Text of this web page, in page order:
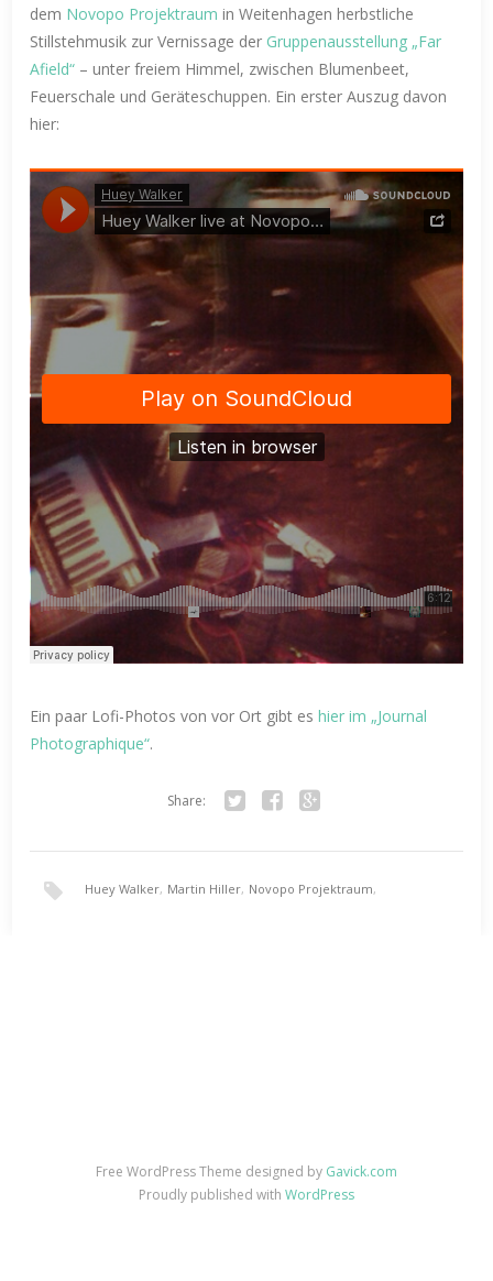
dem Novopo Projektraum in Weitenhagen herbstliche
Stillstehmusik zur Vernissage der Gruppenausstellung „Far
Afield“ – unter freiem Himmel, zwischen Blumenbeet,
Feuerschale und Geräteschuppen. Ein erster Auszug davon
hier:
Ein paar Lofi-Photos von vor Ort gibt eshier im „Journal
Photographique“.
Share:
Huey Walker, Martin Hiller, Novopo Projektraum,
Free WordPress Theme designed by Gavick.com
Proudly published with WordPress